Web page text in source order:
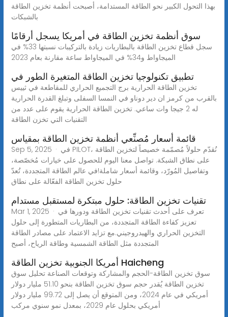
بهذا التحول الكبير نحو الطاقة المستدامة، أصبحت أنظمة تخزين الطاقة
بالشبكات
سوق أنظمة تخزين الطاقة في أمريكا يسجل أرقامًا
سجل قطاع تخزين الطاقة بالبطاريات زيادة بالتركيبات نسبتها 33% في
الميجاواط و34% في الميجاواط ساعة مقارنة بعام 2023
تطبيق تكنولوجيا تخزين الطاقة المتغيرة الطور في
تخزين الطاقة الحرارية برج التجميع الحراري للمقاطعة في ثييس
بالقرب من كرمز ان دير دوناو في النمسا السفلى وتبلغ القدرة الحرارية
له 2 جيجا وات ساعي. تخزين الطاقة الحرارية يقوم على عدد من
التقنيات التي تخزن الطاقة
قائمة أسعار مُصنِّعي أنظمة تخزين الطاقة بمقياس
Sep 5, 2025 · في PILOT، نُقدّم حلولاً مُصمّمة خصيصاً لتخزين الطاقة
على نطاق الشبكة. تواصل معنا اليوم للحصول على خيارات مُخصّصة،
وتفاصيل المُورّد، وقائمة أسعار شاملة!في عالم الطاقة المتجددة، تُعدّ
حلول تخزين الطاقة الفعّالة على نطاق
تقنيات تخزين الطاقة: حلول مبتكرة لمستقبل مستدام
Mar 1, 2025 · تعرف على أحدث تقنيات تخزين الطاقة ودورها في
تعزيز كفاءة الطاقة المتجددة، من البطاريات المتطورة إلى حلول
التخزين الحراري والهيدروجيني.مع تزايد الاعتماد على مصادر الطاقة
المتجددة مثل الطاقة الشمسية وطاقة الرياح، أصبح
أمريكا الجنوبية تخزين الطاقة Haicheng
سوق تخزين الطاقة-الحجم والمشاركة وتوقعات الصناعة تحليل سوق
تخزين الطاقة يُقدر حجم سوق تخزين الطاقة بنحو 51.10 مليار دولار
أمريكي في عام 2024، ومن المتوقع أن يصل إلى 99.72 مليار دولار
أمريكي بحلول عام 2029، بمعدل نمو سنوي مركب